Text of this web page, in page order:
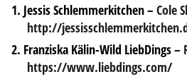
Jessis Schlemmerkitchen –Cole
http://
Franziska Kälin-Wild LiebDings –
https://www.liebdings.com/